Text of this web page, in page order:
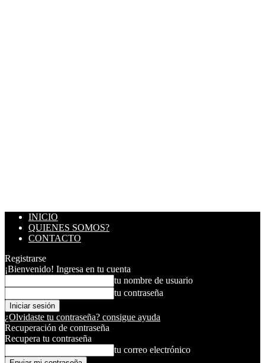
INICIO
QUIENES SOMOS?
CONTACTO
Registrarse
¡Bienvenido! Ingresa en tu cuenta
tu nombre de usuario
tu contraseña
¿Olvidaste tu contraseña? consigue ayuda
Recuperación de contraseña
Recupera tu contraseña
tu correo electrónico